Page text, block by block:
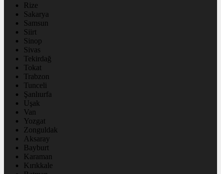
Rize
Sakarya
Samsun
Siirt
Sinop
Sivas
Tekirdağ
Tokat
Trabzon
Tunceli
Şanlıurfa
Uşak
Van
Yozgat
Zonguldak
Aksaray
Bayburt
Karaman
Kırıkkale